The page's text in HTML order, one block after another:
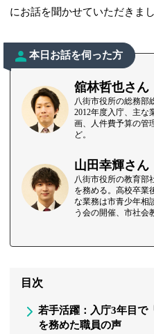
にお話を聞かせていただきまし
本日お話を伺った方
舘林哲也さん
八街市役所の総務部
2012年度入庁、主な
画、人件費予算の管
ど。
山田幸輝さん
八街市役所の教育部
を務める。高校卒業
な業務は市青少年相
う会の開催、市社会
目次
若手活躍：入庁3年目で
を務めた職員の声